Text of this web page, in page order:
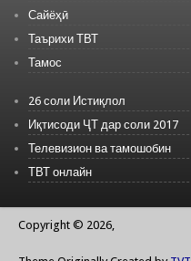
Сайёҳӣ
Таърихи ТВТ
Тамос
26 соли Истиқлол
Иқтисоди ҶТ дар соли 2017
Телевизион ва тамошобин
ТВТ онлайн
Copyright © 2026,